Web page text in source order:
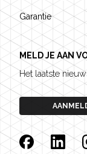
Garantie
MELD JE AAN
Het laatste
FacebookLinkedin